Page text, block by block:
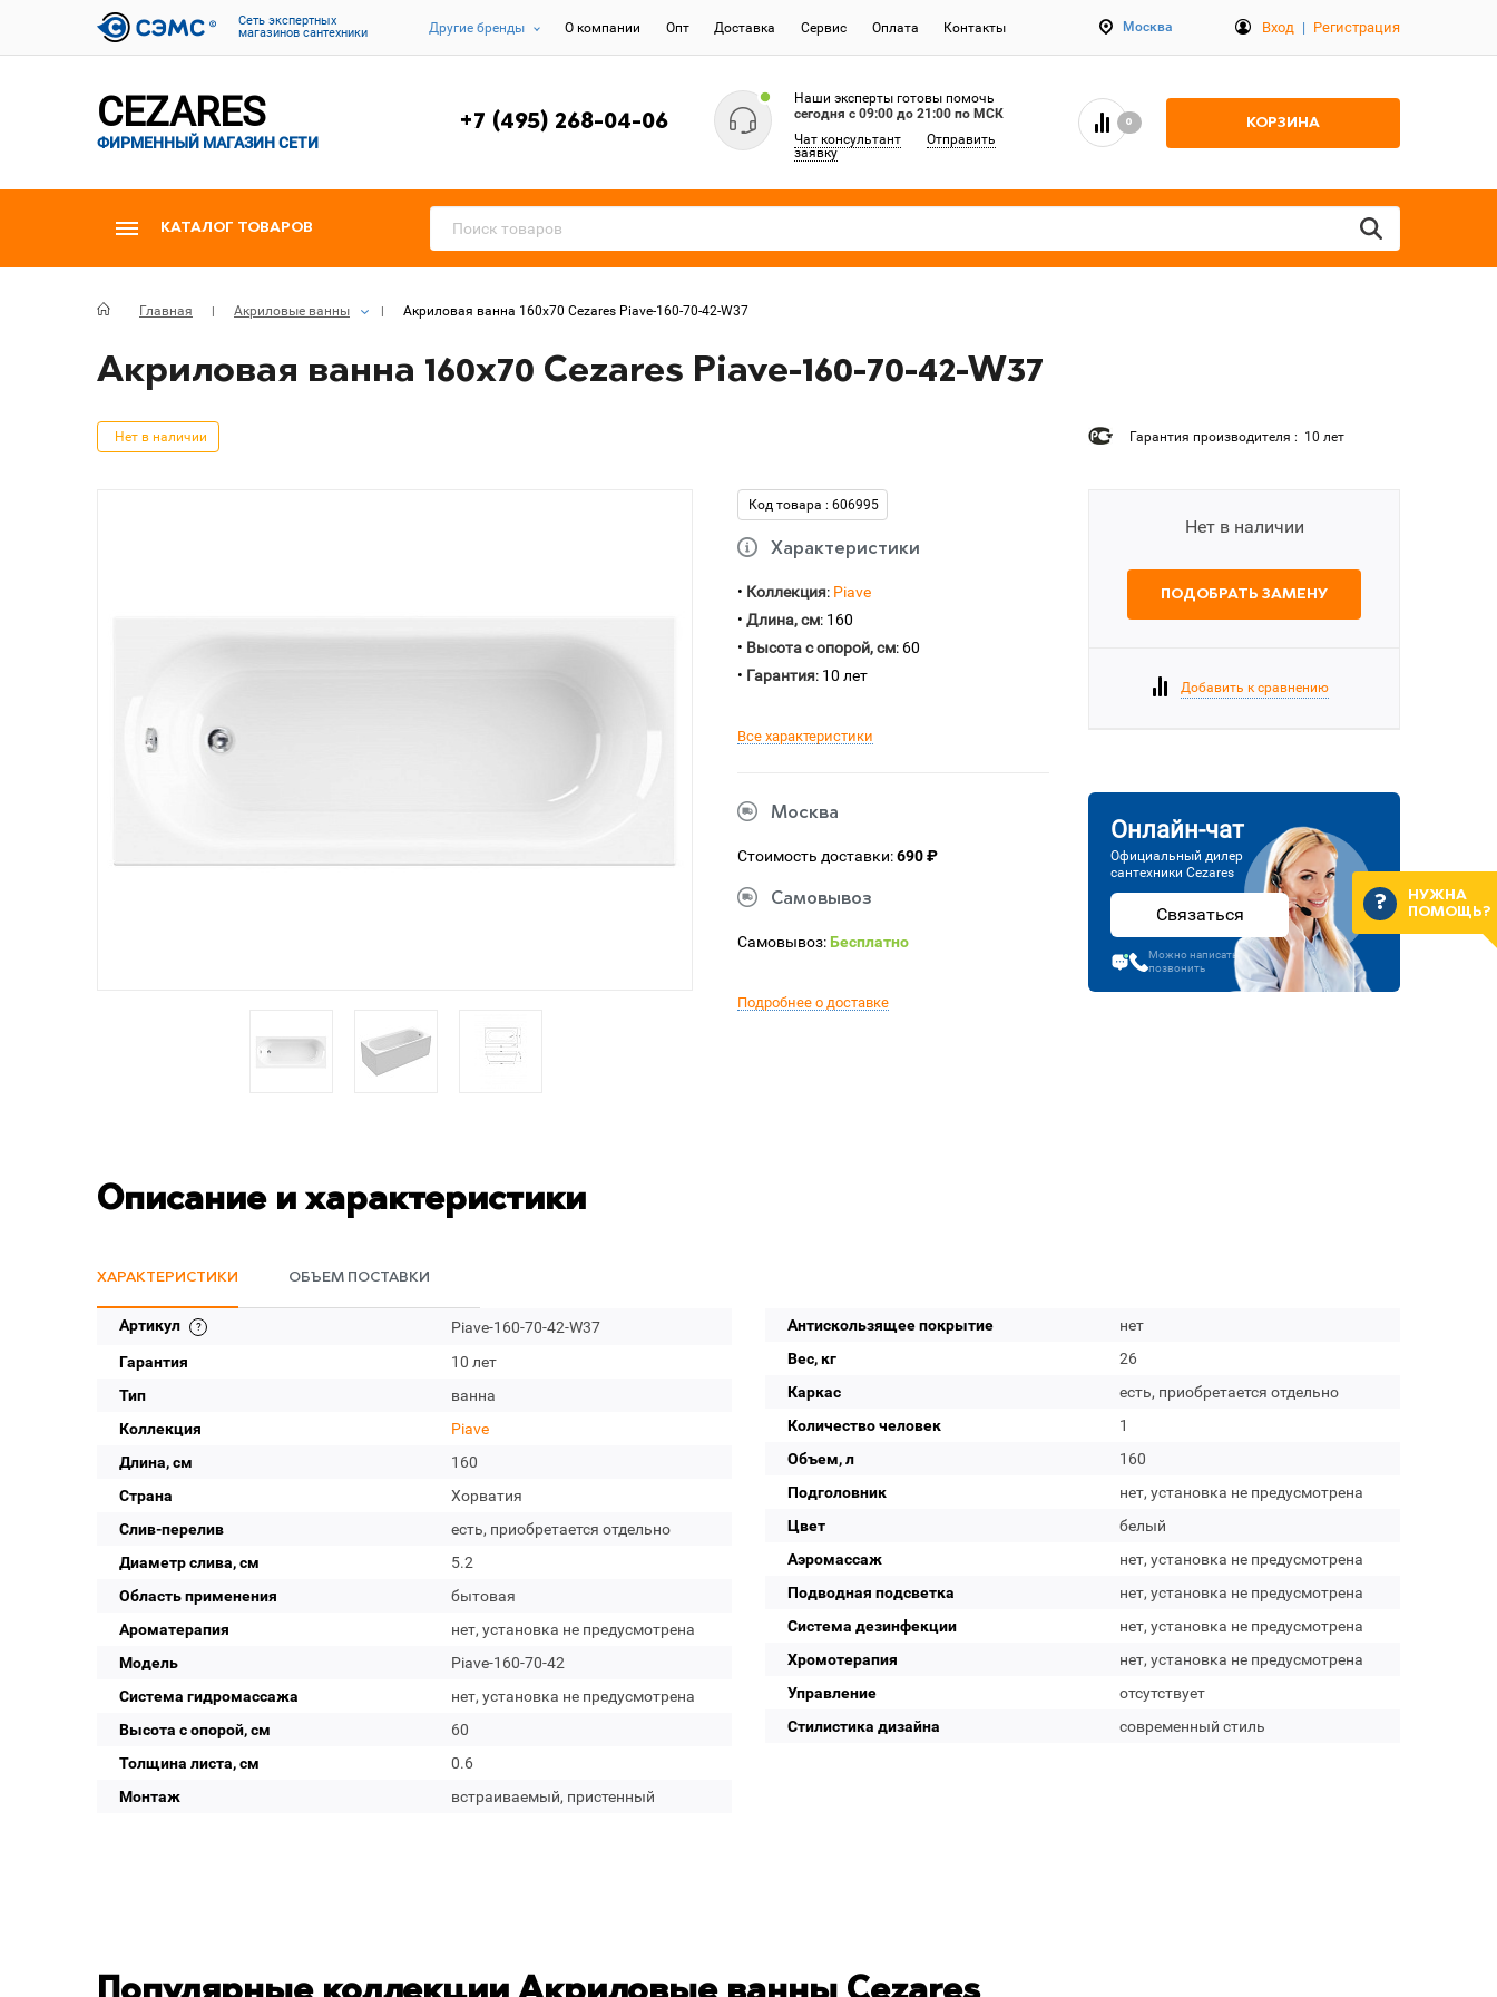
Cеть экспертных
магазинов сантехники
Другие бренды О компании Опт Доставка Сервис Оплата Контакты Москва Вход | Регистрация
CEZARES
ФИРМЕННЫЙ МАГАЗИН СЕТИ
+7 (495) 268-04-06
Наши эксперты готовы помочь
сегодня c 09:00 до 21:00 по МСК
Чат консультант
Отправить
заявку
0 КОРЗИНА
КАТАЛОГ ТОВАРОВ
Главная Акриловые ванны Акриловая ванна 160х70 Cezares Piave-160-70-42-W37
Акриловая ванна 160х70 Cezares Piave-160-70-42-W37
Нет в наличии Гарантия производителя : 10 лет
Код товара : 606995
Характеристики
• Коллекция: Piave
• Длина, см: 160
• Высота с опорой, см: 60
• Гарантия: 10 лет
Все характеристики
Москва
Стоимость доставки:690 ₽
Самовывоз
Самовывоз:Бесплатно
Подробнее о доставке
Нет в наличии
ПОДОБРАТЬ ЗАМЕНУ
Добавить к сравнению
Онлайн-чат
Официальный дилер
сантехники Cezares
Связаться
Можно написать или
позвонить
Описание и характеристики
ХАРАКТЕРИСТИКИ ОБЪЕМ ПОСТАВКИ
Артикул
Piave-160-70-42-W37
Гарантия
10 лет
Тип
ванна
Коллекция
Piave
Длина, см
160
Страна
Хорватия
Слив-перелив
есть, приобретается отдельно
Диаметр слива, см
5.2
Область применения
бытовая
Ароматерапия
нет, установка не предусмотрена
Модель
Piave-160-70-42
Система гидромассажа
нет, установка не предусмотрена
Высота с опорой, см
60
Толщина листа, см
0.6
Монтаж
встраиваемый, пристенный
Антискользящее покрытие
нет
Вес, кг
26
Каркас
есть, приобретается отдельно
Количество человек
1
Объем, л
160
Подголовник
нет, установка не предусмотрена
Цвет
белый
Аэромассаж
нет, установка не предусмотрена
Подводная подсветка
нет, установка не предусмотрена
Система дезинфекции
нет, установка не предусмотрена
Хромотерапия
нет, установка не предусмотрена
Управление
отсутствует
Стилистика дизайна
современный стиль
НУЖНА
ПОМОЩЬ?